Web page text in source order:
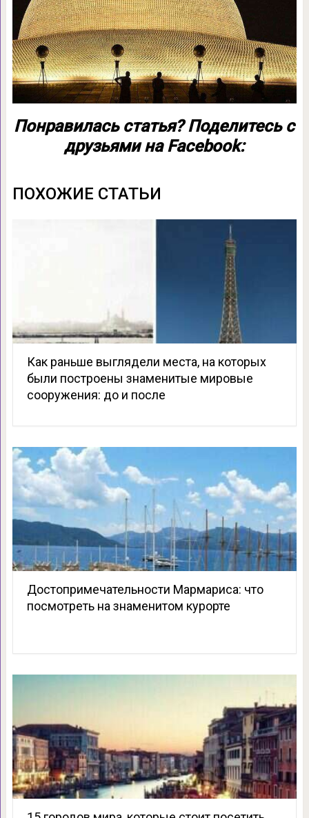
Понравилась статья? Поделитесь с
друзьями на Facebook:
ПОХОЖИЕ СТАТЬИ
Как раньше выглядели места, на которых
были построены знаменитые мировые
сооружения: до и после
Достопримечательности Мармариса: что
посмотреть на знаменитом курорте